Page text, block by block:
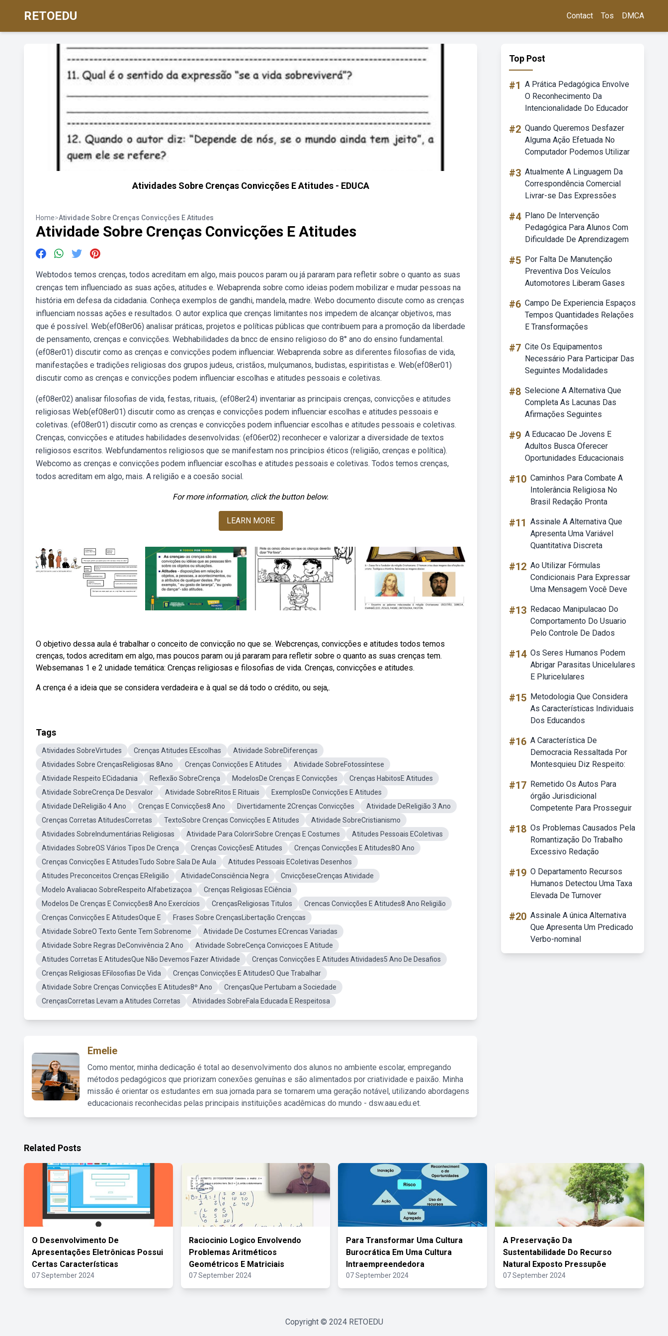
RETOEDU Contact Tos DMCA
Atividades Sobre Crenças Convicções E Atitudes - EDUCA
Home>Atividade Sobre Crenças Convicções E Atitudes
Atividade Sobre Crenças Convicções E Atitudes
Webtodos temos crenças, todos acreditam em algo, mais poucos param ou já pararam para refletir sobre o quanto as suas
crenças tem influenciado as suas ações, atitudes e. Webaprenda sobre como ideias podem mobilizar e mudar pessoas na
história em defesa da cidadania. Conheça exemplos de gandhi, mandela, madre. Webo documento discute como as crenças
influenciam nossas ações e resultados. O autor explica que crenças limitantes nos impedem de alcançar objetivos, mas
que é possível. Web(ef08er06) analisar práticas, projetos e políticas públicas que contribuem para a promoção da liberdade
de pensamento, crenças e convicções. Webhabilidades da bncc de ensino religioso do 8° ano do ensino fundamental.
(ef08er01) discutir como as crenças e convicções podem influenciar. Webaprenda sobre as diferentes filosofias de vida,
manifestações e tradições religiosas dos grupos judeus, cristãos, mulçumanos, budistas, espiritistas e. Web(ef08er01)
discutir como as crenças e convicções podem influenciar escolhas e atitudes pessoais e coletivas.
(ef08er02) analisar filosofias de vida, festas, rituais,. (ef08er24) inventariar as principais crenças, convicções e atitudes
religiosas Web(ef08er01) discutir como as crenças e convicções podem influenciar escolhas e atitudes pessoais e
coletivas. (ef08er01) discutir como as crenças e convicções podem influenciar escolhas e atitudes pessoais e coletivas.
Crenças, convicções e atitudes habilidades desenvolvidas: (ef06er02) reconhecer e valorizar a diversidade de textos
religiosos escritos. Webfundamentos religiosos que se manifestam nos princípios éticos (religião, crenças e política).
Webcomo as crenças e convicções podem influenciar escolhas e atitudes pessoais e coletivas. Todos temos crenças,
todos acreditam em algo, mais. A religião e a coesão social.
For more information, click the button below.
LEARN MORE
O objetivo dessa aula é trabalhar o conceito de convicção no que se. Webcrenças, convicções e atitudes todos temos
crenças, todos acreditam em algo, mas poucos param ou já pararam para refletir sobre o quanto as suas crenças tem.
Websemanas 1 e 2 unidade temática: Crenças religiosas e filosofias de vida. Crenças, convicções e atitudes.
A crença é a ideia que se considera verdadeira e à qual se dá todo o crédito, ou seja,.
Tags
Atividades SobreVirtudes Crenças Atitudes EEscolhas
Atividade SobreDiferenças
Atividades Sobre CrençasReligiosas 8Ano
Crenças Convicções E Atitudes
Atividade SobreFotossíntese
Atividade Respeito ECidadania
Reflexão SobreCrença ModelosDe Crenças E Convicções
Crenças HabitosE Atitudes
Atividade SobreCrença De Desvalor
Atividade SobreRitos E Rituais
ExemplosDe Convicções E Atitudes
Atividade DeReligião 4 Ano
Crenças E Convicções8 Ano Divertidamente 2Crenças Convicções
Atividade DeReligião 3 Ano
Crenças Corretas AtitudesCorretas
TextoSobre Crenças Convicções E Atitudes
Atividade SobreCristianismo
Atividades SobreIndumentárias Religiosas
Atividade Para ColorirSobre Crenças E Costumes
Atitudes Pessoais EColetivas
Atividades SobreOS Vários Tipos De Crença
Crenças CovicçõesE Atitudes
Crenças Convicções E Atitudes8O Ano
Crenças Convicções E AtitudesTudo Sobre Sala De Aula
Atitudes Pessoais EColetivas Desenhos
Atitudes Preconceitos Crenças EReligião
AtividadeConsciência Negra
CnvicçõeseCrenças Atividade
Modelo Avaliacao SobreRespeito Alfabetizaçoa
Crenças Religiosas ECiência
Modelos De Crenças E Convicções8 Ano Exercícios
CrençasReligiosas Titulos
Crencas Convicções E Atitudes8 Ano Religião
Crenças Convicções E AtitudesOque E
Frases Sobre CrençasLibertação Crençcas
Atividade SobreO Texto Gente Tem Sobrenome
Atividade De Costumes ECrencas Variadas
Atividade Sobre Regras DeConvivência 2 Ano
Atividade SobreCença Convicçoes E Atitude
Atitudes Corretas E AtitudesQue Não Devemos Fazer Atividade
Crenças Convicções E Atitudes Atividades5 Ano De Desafios
Crenças Religiosas EFilosofias De Vida
Crenças Convicções E AtitudesO Que Trabalhar
Atividade Sobre Crenças Convicções E Atitudes8º Ano
CrençasQue Pertubam a Sociedade
CrençasCorretas Levam a Atitudes Corretas
Atividades SobreFala Educada E Respeitosa
Emelie
Como mentor, minha dedicação é total ao desenvolvimento dos alunos no ambiente escolar, empregando
métodos pedagógicos que priorizam conexões genuínas e são alimentados por criatividade e paixão. Minha
missão é orientar os estudantes em sua jornada para se tornarem uma geração notável, utilizando abordagens
educacionais reconhecidas pelas principais instituições acadêmicas do mundo - dsw.aau.edu.et.
Top Post
#1 A Prática Pedagógica Envolve
O Reconhecimento Da
Intencionalidade Do Educador
#2 Quando Queremos Desfazer
Alguma Ação Efetuada No
Computador Podemos Utilizar
#3 Atualmente A Linguagem Da
Correspondência Comercial
Livrar-se Das Expressões
#4 Plano De Intervenção
Pedagógica Para Alunos Com
Dificuldade De Aprendizagem
#5 Por Falta De Manutenção
Preventiva Dos Veículos
Automotores Liberam Gases
#6 Campo De Experiencia Espaços
Tempos Quantidades Relações
E Transformações
#7 Cite Os Equipamentos
Necessário Para Participar Das
Seguintes Modalidades
#8 Selecione A Alternativa Que
Completa As Lacunas Das
Afirmações Seguintes
#9 A Educacao De Jovens E
Adultos Busca Oferecer
Oportunidades Educacionais
#10 Caminhos Para Combate A
Intolerância Religiosa No
Brasil Redação Pronta
#11 Assinale A Alternativa Que
Apresenta Uma Variável
Quantitativa Discreta
#12 Ao Utilizar Fórmulas
Condicionais Para Expressar
Uma Mensagem Você Deve
#13 Redacao Manipulacao Do
Comportamento Do Usuario
Pelo Controle De Dados
#14 Os Seres Humanos Podem
Abrigar Parasitas Unicelulares
E Pluricelulares
#15 Metodologia Que Considera
As Características Individuais
Dos Educandos
#16 A Característica De
Democracia Ressaltada Por
Montesquieu Diz Respeito:
#17 Remetido Os Autos Para
órgão Jurisdicional
Competente Para Prosseguir
#18 Os Problemas Causados Pela
Romantização Do Trabalho
Excessivo Redação
#19 O Departamento Recursos
Humanos Detectou Uma Taxa
Elevada De Turnover
#20 Assinale A única Alternativa
Que Apresenta Um Predicado
Verbo-nominal
Related Posts
O Desenvolvimento De
Apresentações Eletrônicas Possui
Certas Características
07 September 2024
Raciocinio Logico Envolvendo
Problemas Aritméticos
Geométricos E Matriciais
07 September 2024
Para Transformar Uma Cultura
Burocrática Em Uma Cultura
Intraempreendedora
07 September 2024
A Preservação Da
Sustentabilidade Do Recurso
Natural Exposto Pressupõe
07 September 2024
Copyright © 2024 RETOEDU